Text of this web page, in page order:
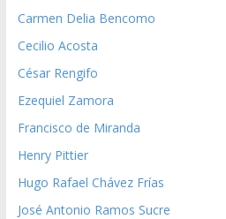
Carmen Delia Bencomo
Cecilio Acosta
César Rengifo
Ezequiel Zamora
Francisco de Miranda
Henry Pittier
Hugo Rafael Chávez Frías
José Antonio Ramos Sucre